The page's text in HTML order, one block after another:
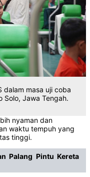
dalam masa uji coba
Solo, Jawa Tengah.
nyaman dan
waktu tempuh yang
tinggi.
Palang Pintu Kereta